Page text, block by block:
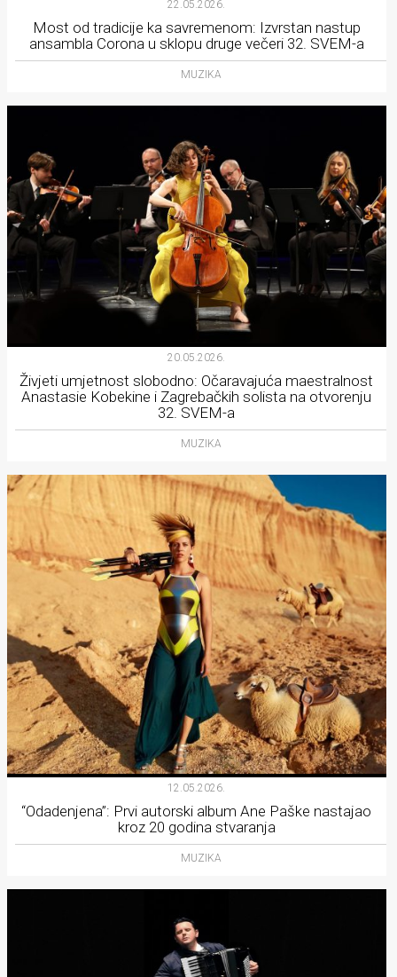
22.05.2026.
Most od tradicije ka savremenom: Izvrstan nastup
ansambla Corona u sklopu druge večeri 32. SVEM-a
MUZIKA
20.05.2026.
Živjeti umjetnost slobodno: Očaravajuća maestralnost
Anastasie Kobekine i Zagrebačkih solista na otvorenju
32. SVEM-a
MUZIKA
12.05.2026.
“Odadenjena”: Prvi autorski album Ane Paške nastajao
kroz 20 godina stvaranja
MUZIKA